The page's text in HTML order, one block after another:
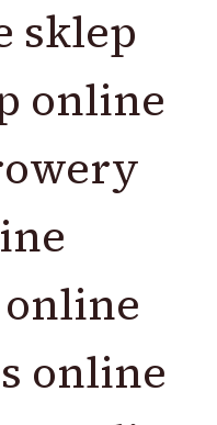
sklep
online
online